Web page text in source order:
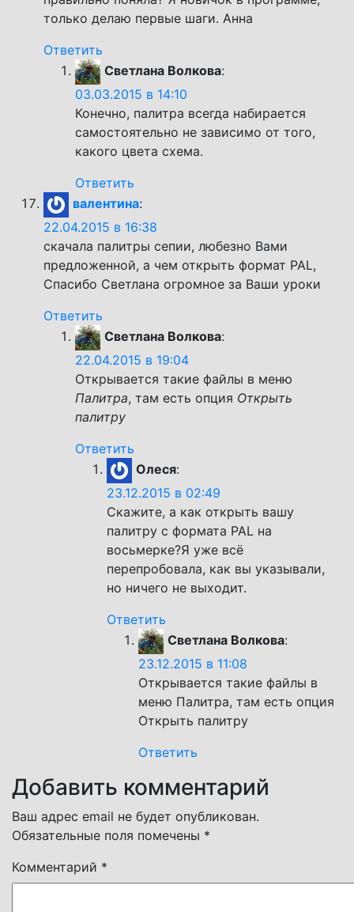
только делаю первые шаги. Анна
Ответить
Светлана Волкова:
03.03.2015 в 14:10
Конечно, палитра всегда набирается
самостоятельно не зависимо от того,
какого цвета схема.
Ответить
валентина:
22.04.2015 в 16:38
скачала палитры сепии, любезно Вами
предложенной, а чем открыть формат PAL,
Спасибо Светлана огромное за Ваши уроки
Ответить
Светлана Волкова:
22.04.2015 в 19:04
Открывается такие файлы в меню
Палитра, там есть опция Открыть
палитру
Ответить
Олеся:
23.12.2015 в 02:49
Скажите, а как открыть вашу
палитру с формата PAL на
восьмерке?Я уже всё
перепробовала, как вы указывали,
но ничего не выходит.
Ответить
Светлана Волкова:
23.12.2015 в 11:08
Открывается такие файлы в
меню Палитра, там есть опция
Открыть палитру
Ответить
Добавить комментарий
Ваш адрес email не будет опубликован.
Обязательные поля помечены *
Комментарий *